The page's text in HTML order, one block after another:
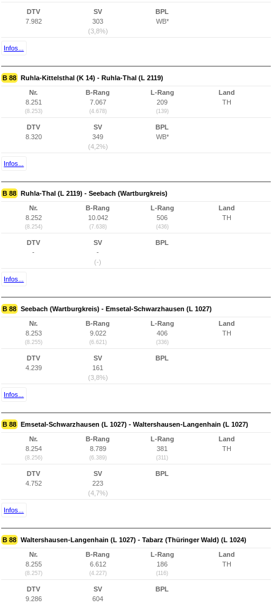
DTV
7.982
SV
303
(3,8%)
BPL
WB*
Infos...
B 88 Ruhla-Kittelsthal (K 14) - Ruhla-Thal (L 2119)
Nr.
8.251
(8.253)
B-Rang
7.067
(4.678)
L-Rang
209
(139)
Land
TH
DTV
8.320
SV
349
(4,2%)
BPL
WB*
Infos...
B 88 Ruhla-Thal (L 2119) - Seebach (Wartburgkreis)
Nr.
8.252
(8.254)
B-Rang
10.042
(7.638)
L-Rang
506
(436)
Land
TH
DTV
-
SV
-
(-)
BPL
Infos...
B 88 Seebach (Wartburgkreis) - Emsetal-Schwarzhausen (L 1027)
Nr.
8.253
(8.255)
B-Rang
9.022
(6.621)
L-Rang
406
(336)
Land
TH
DTV
4.239
SV
161
(3,8%)
BPL
Infos...
B 88 Emsetal-Schwarzhausen (L 1027) - Waltershausen-Langenhain (L 1027)
Nr.
8.254
(8.256)
B-Rang
8.789
(6.389)
L-Rang
381
(311)
Land
TH
DTV
4.752
SV
223
(4,7%)
BPL
Infos...
B 88 Waltershausen-Langenhain (L 1027) - Tabarz (Thüringer Wald) (L 1024)
Nr.
8.255
(8.257)
B-Rang
6.612
(4.227)
L-Rang
186
(116)
Land
TH
DTV
9.286
SV
604
BPL